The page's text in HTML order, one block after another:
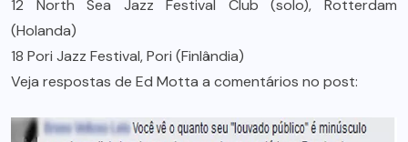
12 North Sea Jazz Festival Club (solo), Rotterdam
(Holanda)
18 Pori Jazz Festival, Pori (Finlândia)
Veja respostas de Ed Motta a comentários no post: